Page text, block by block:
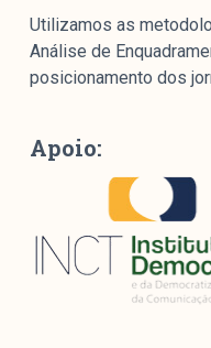
Utilizamos as
Análise de
posicionamento dos
Apoio: